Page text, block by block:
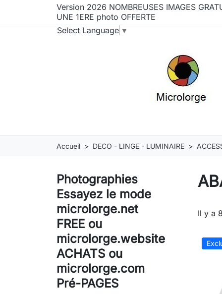
Version 2026 NOMBREUSES IMAGES
UNE 1ERE photo OFFERTE
Select Language ▼
Accueil DECO - LINGE - LUMINAIRE
Photographies
Essayez le mode
microlorge.net
FREE ou
microlorge.website
ACHATS ou
microlorge.com
Pré-PAGES
Il y a